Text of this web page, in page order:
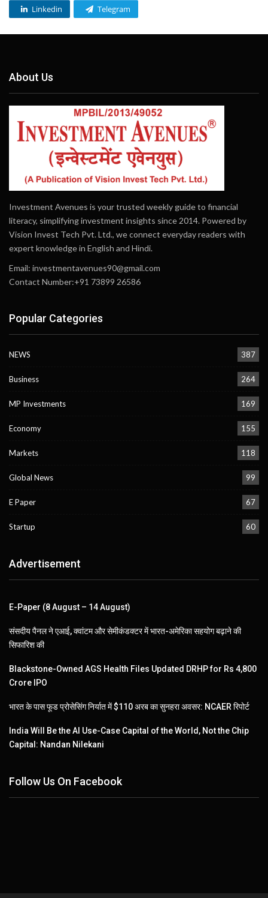
Linkedin Telegram
About Us
Investment Avenues is your trusted weekly guide to financial
literacy, simplifying investment insights since 2014. Powered by
Vision Invest Tech Pvt. Ltd., we connect everyday readers with
expert knowledge in English and Hindi.
Email: investmentavenues90@gmail.com
Contact Number:+91 73899 26586
Popular Categories
NEWS 387
Business 264
MP Investments 169
Economy 155
Markets 118
Global News 99
E Paper 67
Startup 60
Advertisement
E-Paper (8 August – 14 August)
संसदीय पैनल ने एआई, क्वांटम और सेमीकंडक्टर में भारत-अमेरिका सहयोग बढ़ाने की
सिफारिश की
Blackstone-Owned AGS Health Files Updated DRHP for Rs 4,800
Crore IPO
भारत के पास फूड प्रोसेसिंग निर्यात में $110 अरब का सुनहरा अवसर: NCAER रिपोर्ट
India Will Be the AI Use-Case Capital of the World, Not the Chip
Capital: Nandan Nilekani
Follow Us On Facebook